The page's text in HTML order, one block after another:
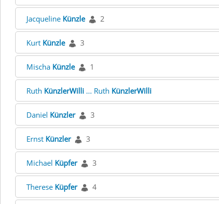
Jacqueline Künzle 2
Kurt Künzle 3
Mischa Künzle 1
Ruth KünzlerWilli ... Ruth KünzlerWilli
Daniel Künzler 3
Ernst Künzler 3
Michael Küpfer 3
Therese Küpfer 4